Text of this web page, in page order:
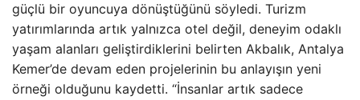
güçlü bir oyuncuya dönüştüğünü söyledi. Turizm
yatırımlarında artık yalnızca otel değil, deneyim odaklı
yaşam alanları geliştirdiklerini belirten Akbalık, Antalya
Kemer’de devam eden projelerinin bu anlayışın yeni
örneği olduğunu kaydetti. “İnsanlar artık sadece